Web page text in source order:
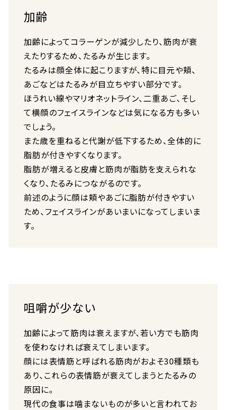
加齢
加齢によってコラーゲンが減少したり、筋肉が衰
えたりするため、たるみが生じます。
たるみは顔全体に起こりますが、特に目元や頬、
あごなどはたるみが目立ちやすい部分です。
ほうれい線やマリオネットライン、二重あご、そし
て横顔のフェイスラインなどは気になる方も多い
でしょう。
また歳を重ねると代謝が低下するため、全体的に
脂肪が付きやすくなります。
脂肪が増えると皮膚と筋肉が脂肪を支えられな
くなり、たるみにつながるのです。
前述のように顔は頬やあごに脂肪が付きやすい
ため、フェイスラインがあいまいになってしまいま
す。
咀嚼が少ない
加齢によって筋肉は衰えますが、若い方でも筋肉
を使わなければ衰えてしまいます。
顔には表情筋と呼ばれる筋肉がおよそ30種類も
あり、これらの表情筋が衰えてしまうとたるみの
原因に。
現代の食事は噛まないものが多いと言われてお